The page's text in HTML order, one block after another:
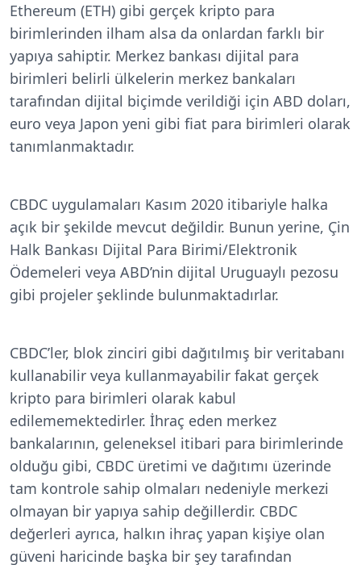
Ethereum (ETH) gibi gerçek kripto para
birimlerinden ilham alsa da onlardan farklı bir
yapıya sahiptir. Merkez bankası dijital para
birimleri belirli ülkelerin merkez bankaları
tarafından dijital biçimde verildiği için ABD doları,
euro veya Japon yeni gibi fiat para birimleri olarak
tanımlanmaktadır.
CBDC uygulamaları Kasım 2020 itibariyle halka
açık bir şekilde mevcut değildir. Bunun yerine, Çin
Halk Bankası Dijital Para Birimi/Elektronik
Ödemeleri veya ABD’nin dijital Uruguaylı pezosu
gibi projeler şeklinde bulunmaktadırlar.
CBDC’ler, blok zinciri gibi dağıtılmış bir veritabanı
kullanabilir veya kullanmayabilir fakat gerçek
kripto para birimleri olarak kabul
edilememektedirler. İhraç eden merkez
bankalarının, geleneksel itibari para birimlerinde
olduğu gibi, CBDC üretimi ve dağıtımı üzerinde
tam kontrole sahip olmaları nedeniyle merkezi
olmayan bir yapıya sahip değillerdir. CBDC
değerleri ayrıca, halkın ihraç yapan kişiye olan
güveni haricinde başka bir şey tarafından